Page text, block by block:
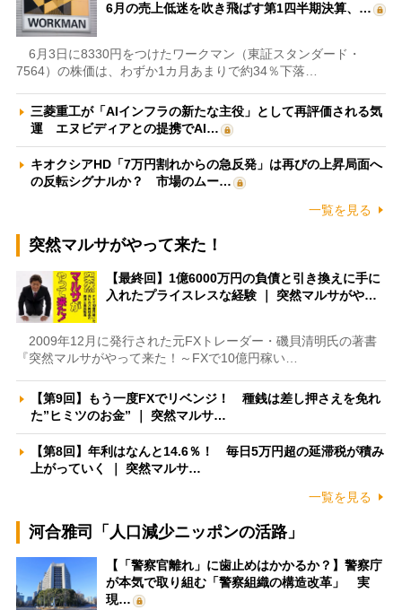
6月の売上低迷を吹き飛ばす第1四半期決算、…
6月3日に8330円をつけたワークマン（東証スタンダード・
7564）の株価は、わずか1カ月あまりで約34％下落…
三菱重工が「AIインフラの新たな主役」として再評価される気
運 エヌビディアとの提携でAI…
キオクシアHD「7万円割れからの急反発」は再びの上昇局面へ
の反転シグナルか？ 市場のムー…
一覧を見る
突然マルサがやって来た！
【最終回】1億6000万円の負債と引き換えに手に
入れたプライスレスな経験 ｜ 突然マルサがや…
2009年12月に発行された元FXトレーダー・磯貝清明氏の著書
『突然マルサがやって来た！～FXで10億円稼い…
【第9回】もう一度FXでリベンジ！ 種銭は差し押さえを免れ
た”ヒミツのお金” ｜ 突然マルサ…
【第8回】年利はなんと14.6％！ 毎日5万円超の延滞税が積み
上がっていく ｜ 突然マルサ…
一覧を見る
河合雅司「人口減少ニッポンの活路」
【「警察官離れ」に歯止めはかかるか？】警察庁
が本気で取り組む「警察組織の構造改革」 実
現…